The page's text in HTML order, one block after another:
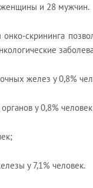
женщины и 28 мужчин.
скрининга
желез у 0,8%
у 0,8%
у 7,1% человек.